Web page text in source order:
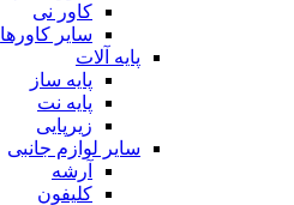
کاور نی
سایر کاورها
پایه آلات
پایه ساز
پایه نت
زیرپایی
سایر لوازم جانبی
آرشه
کلیفون